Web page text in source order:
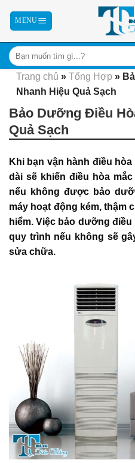
Trang chủ » Tổng Hợp »
Nhanh Hiệu Quả Sạch
Bảo Dưỡng Điều
Quả Sạch
Khi bạn vận hành điều
dài sẽ khiến điều hòa
nếu không được bảo
máy hoạt động kém, thậm
hiểm. Việc bảo dưỡng
quy trình nếu không sẽ
sửa chữa.